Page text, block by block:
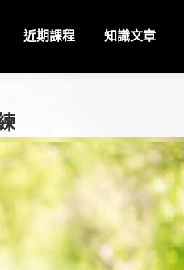
近期課程 知識文章